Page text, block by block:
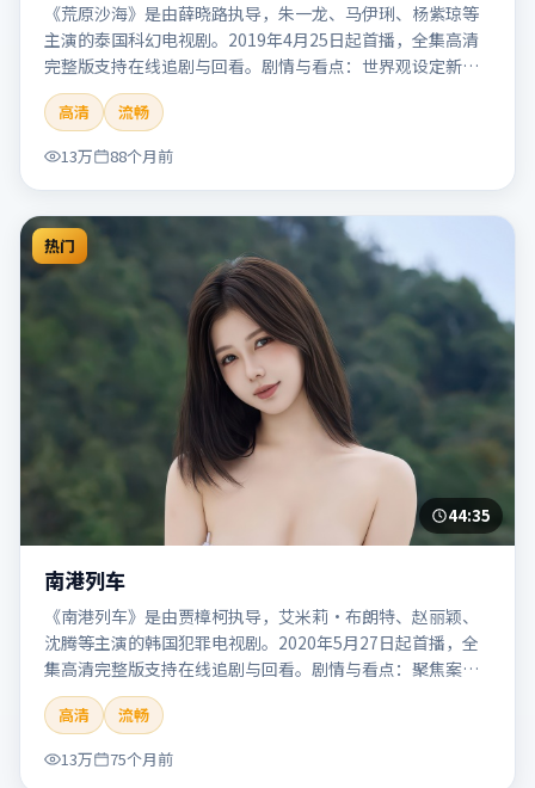
《荒原沙海》是由薛晓路执导，朱一龙、马伊琍、杨紫琼等
主演的泰国科幻电视剧。2019年4月25日起首播，全集高清
完整版支持在线追剧与回看。剧情与看点：世界观设定新
颖，视觉奇观与哲思并存，探讨科技与人性的边界。本片适
合检索「荒原沙海」「薛晓路」「科幻」「泰国」「2019」
「2019-04-25上映」等关键词的影迷阅读简介与主创信息。
高清
流畅
13万
88个月前
热门
44:35
南港列车
《南港列车》是由贾樟柯执导，艾米莉·布朗特、赵丽颖、
沈腾等主演的韩国犯罪电视剧。2020年5月27日起首播，全
集高清完整版支持在线追剧与回看。剧情与看点：聚焦案件
与人性灰色地带，张力十足，兼具社会观察与戏剧冲突。本
片适合检索「南港列车」「贾樟柯」「犯罪」「韩国」
「2020」「2020-05-27上映」等关键词的影迷阅读简介与主
创信息。
高清
流畅
13万
75个月前